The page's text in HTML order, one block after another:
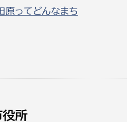
原ってどんなまち
所